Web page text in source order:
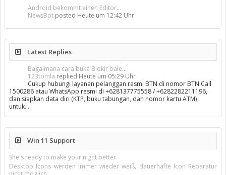
Android bekommt einen Editor...
NewsBot posted Heute um 12:42 Uhr
Latest Replies
Bagaimana cara buka Blokir bale...
123tomla replied Heute um 05:29 Uhr
Cukup hubungi layanan pelanggan resmi BTN di nomor BTN Call
1500286 atau WhatsApp resmi di +628137775558 / +6282282211196,
dan siapkan data diri (KTP, buku tabungan, dan nomor kartu ATM)
untuk…
Win 11 Support
She's ready to make your night better
Desktop Icons werden immer wieder weiß, dauerhafte Icon Reparatur